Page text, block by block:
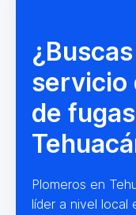
servicio
de
Plomeros en
líder a nivel local